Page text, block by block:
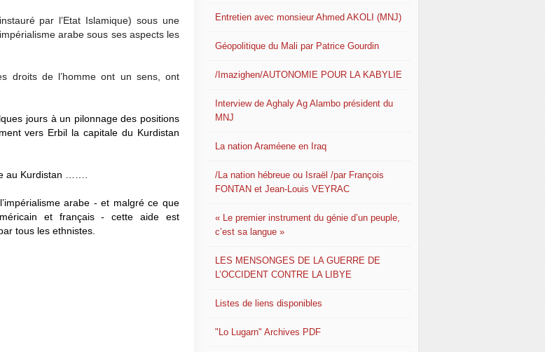
par l’Etat Islamique) sous une
arabe sous ses aspects les
droits de l’homme ont un sens, ont
jours à un pilonnage des positions
vers Erbil la capitale du Kurdistan
au Kurdistan …….
arabe - et malgré ce que
et français - cette aide est
tous les ethnistes.
Entretien avec monsieur Ahmed AKOLI (MNJ)
Géopolitique du Mali par Patrice Gourdin
/Imazighen/AUTONOMIE POUR LA KABYLIE
Interview de Aghaly Ag Alambo président du
MNJ
La nation Araméene en Iraq
/La nation hébreue ou Israël /par François
FONTAN et Jean-Louis VEYRAC
« Le premier instrument du génie d’un peuple,
c’est sa langue »
LES MENSONGES DE LA GUERRE DE
L’OCCIDENT CONTRE LA LIBYE
Listes de liens disponibles
"Lo Lugarn" Archives PDF